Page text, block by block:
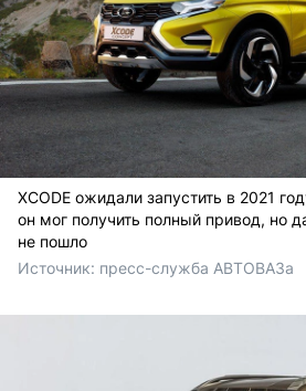
XCODE ожидали запустить в 2021
он мог получить полный привод, но
не пошло
Источник: пресс-служба АВТОВАЗа